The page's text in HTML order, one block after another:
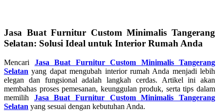
Jasa Buat Furnitur Custom Minimalis Tangerang
Selatan: Solusi Ideal untuk Interior Rumah Anda
Mencari Jasa Buat Furnitur Custom Minimalis Tangerang
Selatan yang dapat mengubah interior rumah Anda menjadi lebih
elegan dan fungsional adalah langkah cerdas. Artikel ini akan
membahas proses pemesanan, keunggulan produk, serta tips dalam
memilih Jasa Buat Furnitur Custom Minimalis Tangerang
Selatan yang sesuai dengan kebutuhan Anda.